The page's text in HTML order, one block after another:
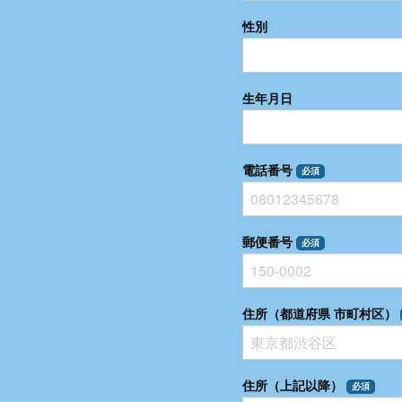
性別
生年月日
電話番号 必須
郵便番号 必須
住所（都道府県 市町村区）
住所（上記以降） 必須